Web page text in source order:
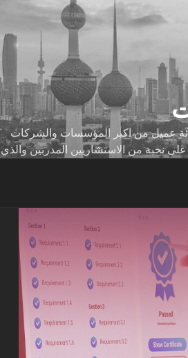
عميل من اكبر المؤسسات والشركات
على نخبة من الاستشاريين المدربين والذي